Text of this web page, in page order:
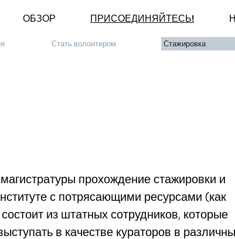
ОБЗОР ПРИСОЕДИНЯЙТЕСЬ!
Стать волонтером Стажировка
прохождение стажировки и
с потрясающими ресурсами (как
из штатных сотрудников, которые
в качестве кураторов в